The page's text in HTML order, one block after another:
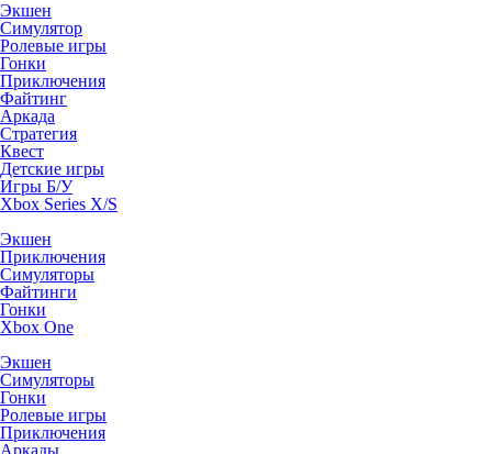
Экшен
Симулятор
Ролевые игры
Гонки
Приключения
Файтинг
Аркада
Стратегия
Квест
Детские игры
Игры Б/У
Xbox Series X/S
Экшен
Приключения
Симуляторы
Файтинги
Гонки
Xbox One
Экшен
Симуляторы
Гонки
Ролевые игры
Приключения
Аркады